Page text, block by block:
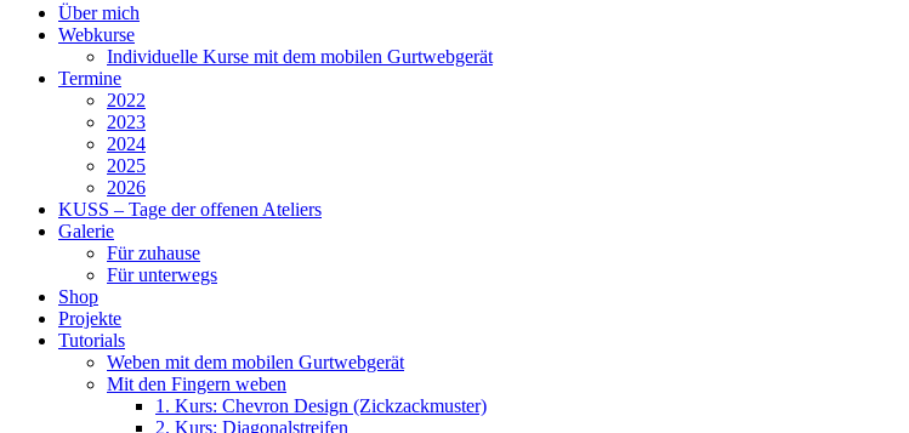
oben
scrollen
Über mich
Webkurse
Individuelle Kurse mit dem mobilen Gurtwebgerät
Termine
2022
2023
2024
2025
2026
KUSS – Tage der offenen Ateliers
Galerie
Für zuhause
Für unterwegs
Shop
Projekte
Tutorials
Weben mit dem mobilen Gurtwebgerät
Mit den Fingern weben
1. Kurs: Chevron Design (Zickzackmuster)
2. Kurs: Diagonalstreifen